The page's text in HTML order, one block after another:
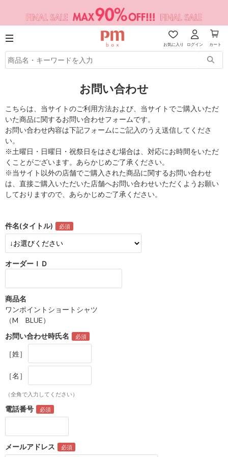
お気に入り ログイン カート
お問い合わせ
こちらは、当サイトのご利用方法および、当サイトでご購入いただ
いた商品に関するお問い合わせフォームです。
お問い合わせ内容は下記フォームにご記入のうえ送信してくださ
い。
※土曜日・日曜日・祝祭日をはさむ場合は、対応にお時間をいただ
くことがございます。あらかじめご了承ください。
※当サイト以外の店舗でご購入された商品に関するお問い合わせ
は、直接ご購入いただいた店舗へお問い合わせいただくようお願い
しておりますので、あらかじめご了承ください。
件名(タイトル)
オーダーＩＤ
商品名
ワンポイントショートシャツ
（M BLUE）
お問い合わせ時氏名
［姓］
［名］
（全角で入力してください）
電話番号
メールアドレス